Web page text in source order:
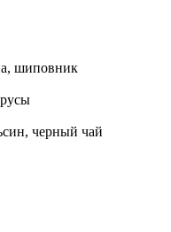
шиповник
черный чай